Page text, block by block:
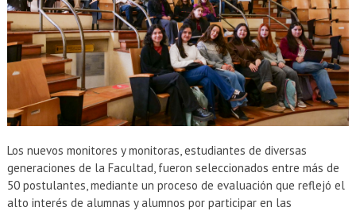
Los nuevos monitores y monitoras, estudiantes de diversas
generaciones de la Facultad, fueron seleccionados entre más de
50 postulantes, mediante un proceso de evaluación que reflejó el
alto interés de alumnas y alumnos por participar en las